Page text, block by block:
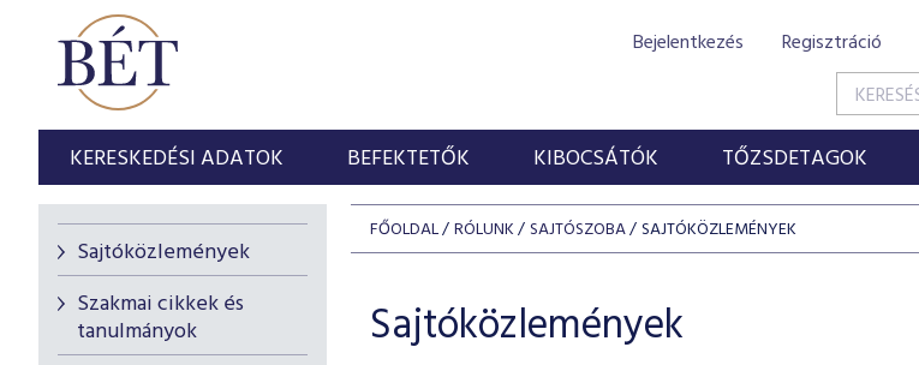
Bejelentkezés Regisztráció
KERESKEDÉSI ADATOK BEFEKTETŐK KIBOCSÁTÓK TŐZSDETAGOK
Sajtóközlemények
Szakmai cikkek és
tanulmányok
FŐOLDAL RÓLUNK SAJTÓSZOBA SAJTÓKÖZLEMÉNYEK
Sajtóközlemények